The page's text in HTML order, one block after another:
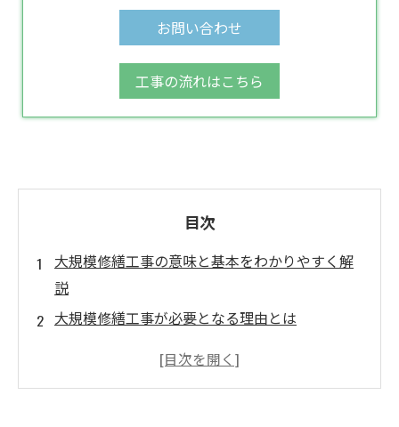
お問い合わせ
工事の流れはこちら
目次
大規模修繕工事の意味と基本をわかりやすく解
説
大規模修繕工事が必要となる理由とは
大規模修繕工事の内容と具体例